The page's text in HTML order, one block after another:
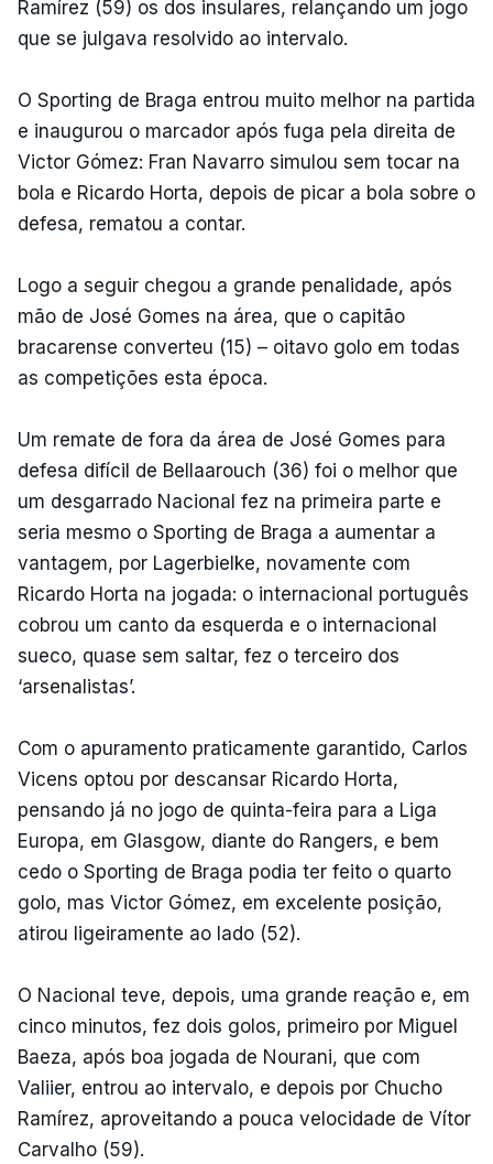
Ramírez (59) os dos insulares, relançando um jogo
que se julgava resolvido ao intervalo.
O Sporting de Braga entrou muito melhor na partida
e inaugurou o marcador após fuga pela direita de
Victor Gómez: Fran Navarro simulou sem tocar na
bola e Ricardo Horta, depois de picar a bola sobre o
defesa, rematou a contar.
Logo a seguir chegou a grande penalidade, após
mão de José Gomes na área, que o capitão
bracarense converteu (15) – oitavo golo em todas
as competições esta época.
Um remate de fora da área de José Gomes para
defesa difícil de Bellaarouch (36) foi o melhor que
um desgarrado Nacional fez na primeira parte e
seria mesmo o Sporting de Braga a aumentar a
vantagem, por Lagerbielke, novamente com
Ricardo Horta na jogada: o internacional português
cobrou um canto da esquerda e o internacional
sueco, quase sem saltar, fez o terceiro dos
‘arsenalistas’.
Com o apuramento praticamente garantido, Carlos
Vicens optou por descansar Ricardo Horta,
pensando já no jogo de quinta-feira para a Liga
Europa, em Glasgow, diante do Rangers, e bem
cedo o Sporting de Braga podia ter feito o quarto
golo, mas Victor Gómez, em excelente posição,
atirou ligeiramente ao lado (52).
O Nacional teve, depois, uma grande reação e, em
cinco minutos, fez dois golos, primeiro por Miguel
Baeza, após boa jogada de Nourani, que com
Valiier, entrou ao intervalo, e depois por Chucho
Ramírez, aproveitando a pouca velocidade de Vítor
Carvalho (59).